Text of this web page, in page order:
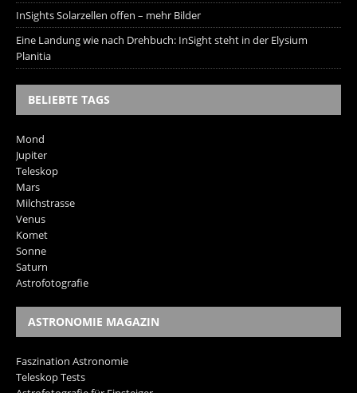
InSights Solarzellen offen – mehr Bilder
Eine Landung wie nach Drehbuch: InSight steht in der Elysium
Planitia
BELIEBTE TAGS
Mond
Jupiter
Teleskop
Mars
Milchstrasse
Venus
Komet
Sonne
Saturn
Astrofotografie
ASTRONOMIE MAGAZIN
Faszination Astronomie
Teleskop Tests